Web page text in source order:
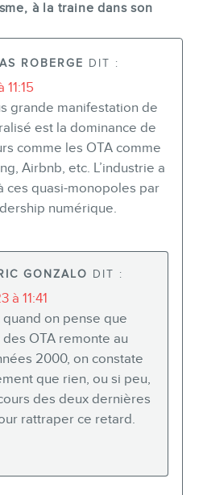
à la traine dans son
ROBERGE DIT :
grande manifestation de
est la dominance de
comme les OTA comme
Airbnb, etc. L’industrie a
ces quasi-monopoles par
numérique.
GONZALO DIT :
à 11:41
quand on pense que
des OTA remonte au
2000, on constate
que rien, ou si peu,
des deux dernières
rattraper ce retard.